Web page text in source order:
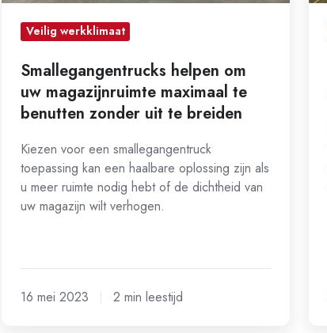
Veilig werkklimaat
Smallegangentrucks helpen om
uw magazijnruimte maximaal te
benutten zonder uit te breiden
Kiezen voor een smallegangentruck
toepassing kan een haalbare oplossing zijn als
u meer ruimte nodig hebt of de dichtheid van
uw magazijn wilt verhogen.
16 mei 2023 2 min leestijd